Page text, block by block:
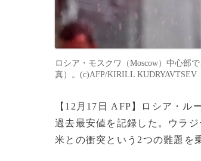
ロシア・モスクワ（Moscow）中心部
真）。(c)AFP/KIRILL KUDRYAVTSEV
【12月17日 AFP】ロシア・ル
過去最安値を記録した。ウラ
米との衝突という2つの難題を